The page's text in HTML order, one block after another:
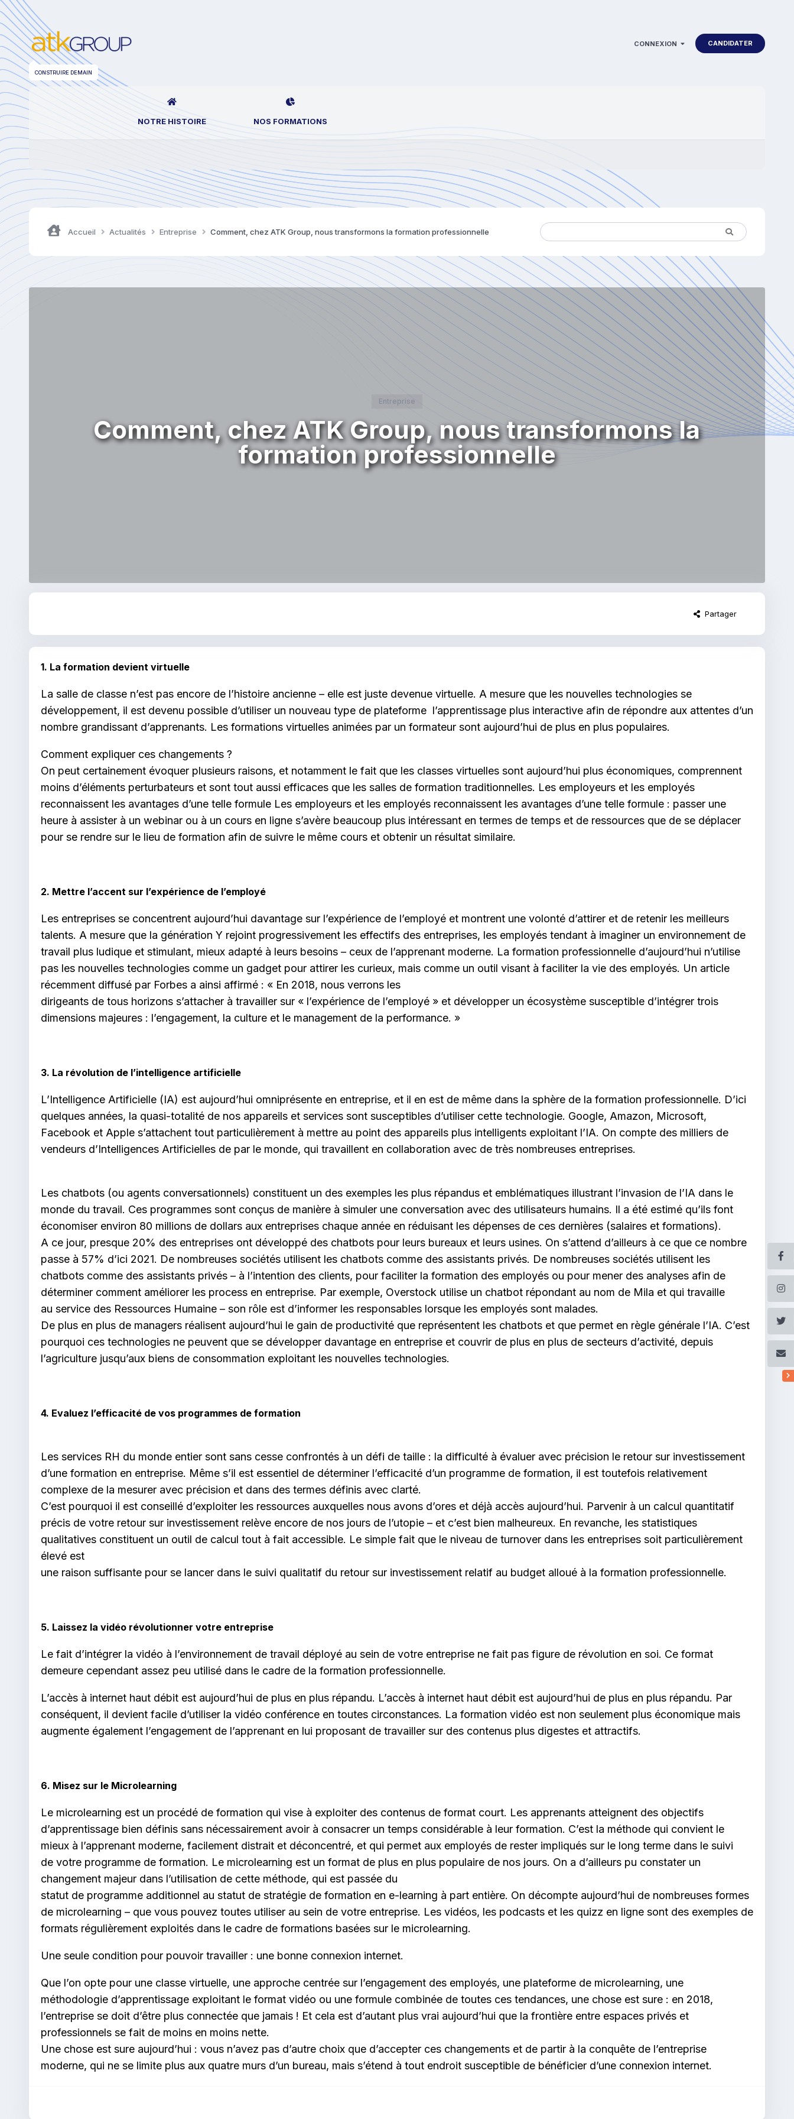
CONSTRUIRE DEMAIN
CONNEXION CANDIDATER
NOTRE HISTOIRE NOS FORMATIONS
Accueil Actualités Entreprise Comment, chez ATK Group, nous transformons la formation professionnelle
Entreprise
Comment, chez ATK Group, nous transformons la
formation professionnelle
Partager
1. La formation devient virtuelle
La salle de classe n’est pas encore de l’histoire ancienne – elle est juste devenue virtuelle. A mesure que les nouvelles technologies se
développement, il est devenu possible d’utiliser un nouveau type de plateforme l’apprentissage plus interactive afin de répondre aux attentes d’un
nombre grandissant d’apprenants. Les formations virtuelles animées par un formateur sont aujourd’hui de plus en plus populaires.
Comment expliquer ces changements ?
On peut certainement évoquer plusieurs raisons, et notamment le fait que les classes virtuelles sont aujourd’hui plus économiques, comprennent
moins d’éléments perturbateurs et sont tout aussi efficaces que les salles de formation traditionnelles. Les employeurs et les employés
reconnaissent les avantages d’une telle formule Les employeurs et les employés reconnaissent les avantages d’une telle formule : passer une
heure à assister à un webinar ou à un cours en ligne s’avère beaucoup plus intéressant en termes de temps et de ressources que de se déplacer
pour se rendre sur le lieu de formation afin de suivre le même cours et obtenir un résultat similaire.
2. Mettre l’accent sur l’expérience de l’employé
Les entreprises se concentrent aujourd’hui davantage sur l’expérience de l’employé et montrent une volonté d’attirer et de retenir les meilleurs
talents. A mesure que la génération Y rejoint progressivement les effectifs des entreprises, les employés tendant à imaginer un environnement de
travail plus ludique et stimulant, mieux adapté à leurs besoins – ceux de l’apprenant moderne. La formation professionnelle d’aujourd’hui n’utilise
pas les nouvelles technologies comme un gadget pour attirer les curieux, mais comme un outil visant à faciliter la vie des employés. Un article
récemment diffusé par Forbes a ainsi affirmé : « En 2018, nous verrons les
dirigeants de tous horizons s’attacher à travailler sur « l’expérience de l’employé » et développer un écosystème susceptible d’intégrer trois
dimensions majeures : l’engagement, la culture et le management de la performance. »
3. La révolution de l’intelligence artificielle
L’Intelligence Artificielle (IA) est aujourd’hui omniprésente en entreprise, et il en est de même dans la sphère de la formation professionnelle. D’ici
quelques années, la quasi-totalité de nos appareils et services sont susceptibles d’utiliser cette technologie. Google, Amazon, Microsoft,
Facebook et Apple s’attachent tout particulièrement à mettre au point des appareils plus intelligents exploitant l’IA. On compte des milliers de
vendeurs d’Intelligences Artificielles de par le monde, qui travaillent en collaboration avec de très nombreuses entreprises.
Les chatbots (ou agents conversationnels) constituent un des exemples les plus répandus et emblématiques illustrant l’invasion de l’IA dans le
monde du travail. Ces programmes sont conçus de manière à simuler une conversation avec des utilisateurs humains. Il a été estimé qu’ils font
économiser environ 80 millions de dollars aux entreprises chaque année en réduisant les dépenses de ces dernières (salaires et formations).
A ce jour, presque 20% des entreprises ont développé des chatbots pour leurs bureaux et leurs usines. On s’attend d’ailleurs à ce que ce nombre
passe à 57% d’ici 2021. De nombreuses sociétés utilisent les chatbots comme des assistants privés. De nombreuses sociétés utilisent les
chatbots comme des assistants privés – à l’intention des clients, pour faciliter la formation des employés ou pour mener des analyses afin de
déterminer comment améliorer les process en entreprise. Par exemple, Overstock utilise un chatbot répondant au nom de Mila et qui travaille
au service des Ressources Humaine – son rôle est d’informer les responsables lorsque les employés sont malades.
De plus en plus de managers réalisent aujourd’hui le gain de productivité que représentent les chatbots et que permet en règle générale l’IA. C’est
pourquoi ces technologies ne peuvent que se développer davantage en entreprise et couvrir de plus en plus de secteurs d’activité, depuis
l’agriculture jusqu’aux biens de consommation exploitant les nouvelles technologies.
4. Evaluez l’efficacité de vos programmes de formation
Les services RH du monde entier sont sans cesse confrontés à un défi de taille : la difficulté à évaluer avec précision le retour sur investissement
d’une formation en entreprise. Même s’il est essentiel de déterminer l’efficacité d’un programme de formation, il est toutefois relativement
complexe de la mesurer avec précision et dans des termes définis avec clarté.
C’est pourquoi il est conseillé d’exploiter les ressources auxquelles nous avons d’ores et déjà accès aujourd’hui. Parvenir à un calcul quantitatif
précis de votre retour sur investissement relève encore de nos jours de l’utopie – et c’est bien malheureux. En revanche, les statistiques
qualitatives constituent un outil de calcul tout à fait accessible. Le simple fait que le niveau de turnover dans les entreprises soit particulièrement
élevé est
une raison suffisante pour se lancer dans le suivi qualitatif du retour sur investissement relatif au budget alloué à la formation professionnelle.
5. Laissez la vidéo révolutionner votre entreprise
Le fait d’intégrer la vidéo à l’environnement de travail déployé au sein de votre entreprise ne fait pas figure de révolution en soi. Ce format
demeure cependant assez peu utilisé dans le cadre de la formation professionnelle.
L’accès à internet haut débit est aujourd’hui de plus en plus répandu. L’accès à internet haut débit est aujourd’hui de plus en plus répandu. Par
conséquent, il devient facile d’utiliser la vidéo conférence en toutes circonstances. La formation vidéo est non seulement plus économique mais
augmente également l’engagement de l’apprenant en lui proposant de travailler sur des contenus plus digestes et attractifs.
6. Misez sur le Microlearning
Le microlearning est un procédé de formation qui vise à exploiter des contenus de format court. Les apprenants atteignent des objectifs
d’apprentissage bien définis sans nécessairement avoir à consacrer un temps considérable à leur formation. C’est la méthode qui convient le
mieux à l’apprenant moderne, facilement distrait et déconcentré, et qui permet aux employés de rester impliqués sur le long terme dans le suivi
de votre programme de formation. Le microlearning est un format de plus en plus populaire de nos jours. On a d’ailleurs pu constater un
changement majeur dans l’utilisation de cette méthode, qui est passée du
statut de programme additionnel au statut de stratégie de formation en e-learning à part entière. On décompte aujourd’hui de nombreuses formes
de microlearning – que vous pouvez toutes utiliser au sein de votre entreprise. Les vidéos, les podcasts et les quizz en ligne sont des exemples de
formats régulièrement exploités dans le cadre de formations basées sur le microlearning.
Une seule condition pour pouvoir travailler : une bonne connexion internet.
Que l’on opte pour une classe virtuelle, une approche centrée sur l’engagement des employés, une plateforme de microlearning, une
méthodologie d’apprentissage exploitant le format vidéo ou une formule combinée de toutes ces tendances, une chose est sure : en 2018,
l’entreprise se doit d’être plus connectée que jamais ! Et cela est d’autant plus vrai aujourd’hui que la frontière entre espaces privés et
professionnels se fait de moins en moins nette.
Une chose est sure aujourd’hui : vous n’avez pas d’autre choix que d’accepter ces changements et de partir à la conquête de l’entreprise
moderne, qui ne se limite plus aux quatre murs d’un bureau, mais s’étend à tout endroit susceptible de bénéficier d’une connexion internet.